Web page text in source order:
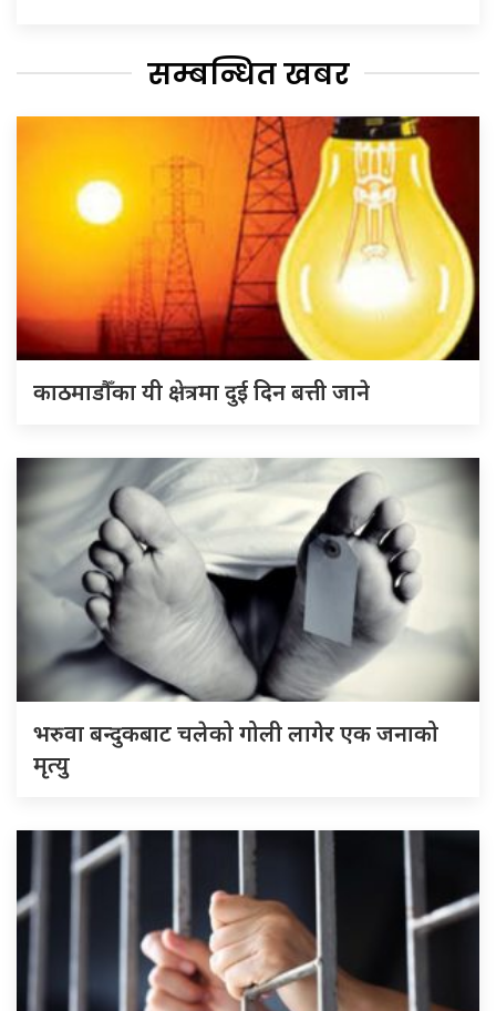
सम्बन्धित खबर
काठमाडौँका यी क्षेत्रमा दुई दिन बत्ती जाने
भरुवा बन्दुकबाट चलेको गोली लागेर एक जनाको
मृत्यु